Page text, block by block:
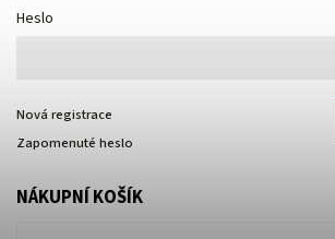
Heslo
Nová registrace
Zapomenuté heslo
NÁKUPNÍ KOŠÍK